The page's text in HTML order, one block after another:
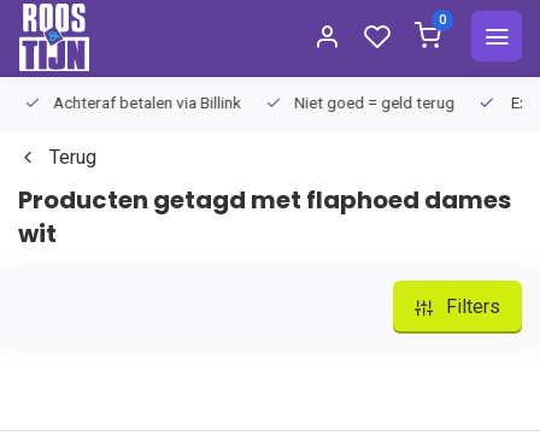
0
Achteraf betalen via Billink Niet goed = geld terug
Terug
Producten getagd met flaphoed dames
wit
Filters